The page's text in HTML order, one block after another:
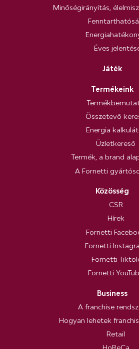
Minőségirányítás,
Éves
Játék
Termékeink
Összetevő
Energia
Üzletkereső
Termék, a brand
A Fornetti
Közösség
CSR
Hírek
Fornetti
Fornetti
Fornetti Tiktok
Fornetti
Business
A franchise
Hogyan lehetek
Retail